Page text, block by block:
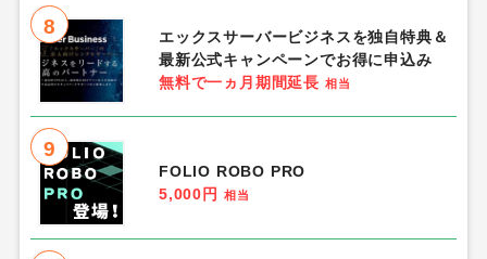
8
エックスサーバービジネスを独自特典＆
最新公式キャンペーンでお得に申込み
無料で一ヵ月期間延長 相当
9
FOLIO ROBO PRO
5,000円
相当